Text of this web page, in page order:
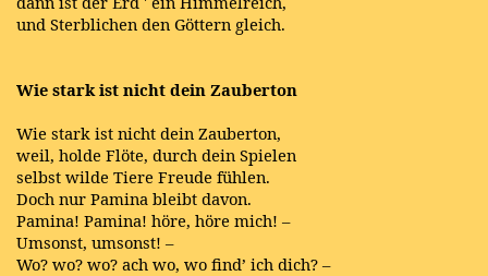
und Sterblichen den Göttern gleich.
Wie stark ist nicht dein Zauberton
Wie stark ist nicht dein Zauberton,
weil, holde Flöte, durch dein Spielen
selbst wilde Tiere Freude fühlen.
Doch nur Pamina bleibt davon.
Pamina! Pamina! höre, höre mich! –
Umsonst, umsonst! –
Wo? wo? wo? ach wo, wo find’ ich dich? –